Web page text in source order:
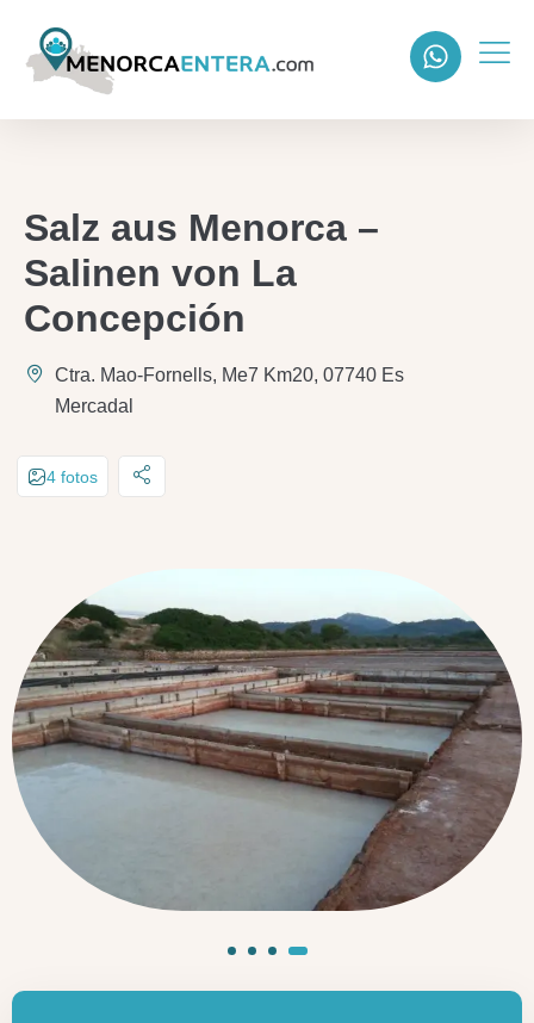
Salz aus Menorca –
Salinen von La
Concepción
Ctra. Mao-Fornells, Me7 Km20, 07740 Es
Mercadal
4 fotos